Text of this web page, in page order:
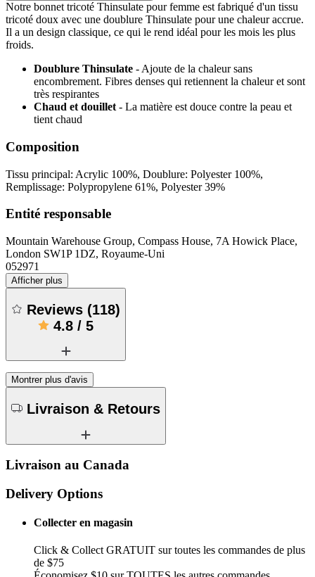
Notre bonnet tricoté Thinsulate pour femme est fabriqué d'un tissu
tricoté doux avec une doublure Thinsulate pour une chaleur accrue.
Il a un design classique, ce qui le rend idéal pour les mois les plus
froids.
Doublure Thinsulate - Ajoute de la chaleur sans
encombrement. Fibres denses qui retiennent la chaleur et sont
très respirantes
Chaud et douillet - La matière est douce contre la peau et
tient chaud
Composition
Tissu principal: Acrylic 100%, Doublure: Polyester 100%,
Remplissage: Polypropylene 61%, Polyester 39%
Entité responsable
Mountain Warehouse Group, Compass House, 7A Howick Place,
London SW1P 1DZ, Royaume-Uni
052971
Afficher plus
Reviews (118)
4.8 / 5
Montrer plus d'avis
Livraison & Retours
Livraison au Canada
Delivery Options
Collecter en magasin
Click & Collect GRATUIT sur toutes les commandes de plus
de $75